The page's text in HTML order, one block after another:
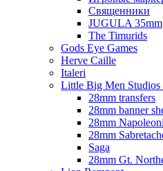
Священники
JUGULA 35mm
The Timurids
Gods Eye Games
Herve Caille
Italeri
Little Big Men Studios
28mm transfers
28mm banner
28mm
28mm
Saga
28mm Gt.